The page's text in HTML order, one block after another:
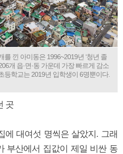
낀 아미동은 1996~2019년 ‘청년 졸
개 읍·면·동 가운데 가장 빠르게 감소
등학교는 2019년 입학생이 6명뿐이다.
곳
에 대여섯 명씩은 살았지. 그래
부산에서 집값이 제일 비싼 동